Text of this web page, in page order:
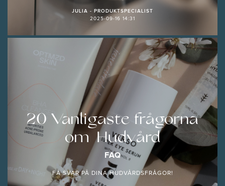
JULIA - PRODUKTSPECIALIST
2025-09-16 14:31
20 Vanligaste frågorna
om Hudvård
FAQ
FÅ SVAR PÅ DINA HUDVÅRDSFRÅGOR!